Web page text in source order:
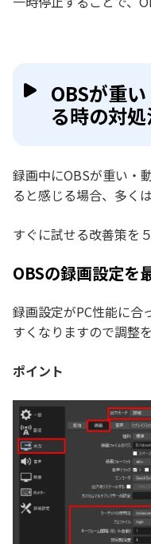
OBSが重
る時の対
録画中にOBSが重い・
ると感じる場合、多く
すぐに試せる改善策を
OBSの録画設定を
録画設定がPC性能に合
すくなりますので調整
ポイント